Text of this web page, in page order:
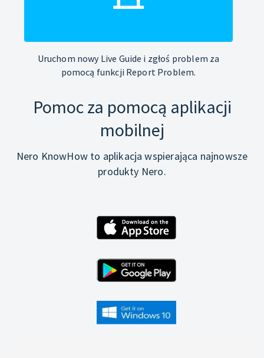
Uruchom nowy Live Guide i zgłoś problem za
pomocą funkcji Report Problem.
Pomoc za pomocą aplikacji
mobilnej
Nero KnowHow to aplikacja wspierająca najnowsze
produkty Nero.